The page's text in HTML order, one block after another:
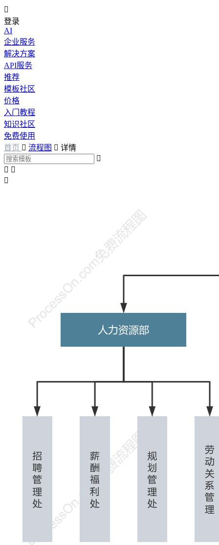

登录
AI
企业服务
解决方案
API服务
推荐
模板社区
价格
入门教程
知识社区
免费使用
首页  流程图  详情

 
